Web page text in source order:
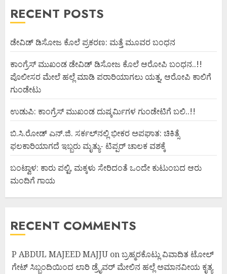
RECENT POSTS
ಡೇವಿಡ್ ಡಿಸೋಜ ಕೊಲೆ ಪ್ರಕರಣ: ಮತ್ತೆ ಮೂವರ ಬಂಧನ
ಕಾಂಗ್ರೆಸ್ ಮುಖಂಡ ಡೇವಿಡ್ ಡಿಸೋಜ ಕೊಲೆ ಆರೋಪಿ ಬಂಧನ..!!
ಪೊಲೀಸರ ಮೇಲೆ ಹಲ್ಲೆ ಮಾಡಿ ಪರಾರಿಯಾಗಲು ಯತ್ನ, ಆರೋಪಿ ಕಾಲಿಗೆ
ಗುಂಡೇಟು
ಉಡುಪಿ: ಕಾಂಗ್ರೆಸ್ ಮುಖಂಡ ದುಷ್ಕರ್ಮಿಗಳ ಗುಂಡೇಟಿಗೆ ಬಲಿ..!!
ಬಿ.ಸಿ.ರೋಡ್ ಎನ್.ಜಿ. ಸರ್ಕಲ್‌ನಲ್ಲಿ ಭೀಕರ ಅಪಘಾತ: ಚಿಕಿತ್ಸೆ
ಫಲಕಾರಿಯಾಗದೆ ಇಬ್ಬರು ಮೃತ್ಯು- ಟಿಪ್ಪರ್ ಚಾಲಕ ವಶಕ್ಕೆ
ಬಂಟ್ವಾಳ: ಕಾರು ಪಲ್ಟಿ, ಮಕ್ಕಳು ಸೇರಿದಂತೆ ಒಂದೇ ಕುಟುಂಬದ ಆರು
ಮಂದಿಗೆ ಗಾಯ
RECENT COMMENTS
P ABDUL MAJEED MAJJU onಬ್ರಹ್ಮರಕೊಟ್ಲು ವಿವಾದಿತ ಟೋಲ್
ಗೇಟ್ ಸಿಬ್ಬಂದಿಯಿಂದ ಲಾರಿ ಡ್ರೈವರ್ ಮೇಲಿನ ಹಲ್ಲೆ ಅಮಾನವೀಯ ಕೃತ್ಯ